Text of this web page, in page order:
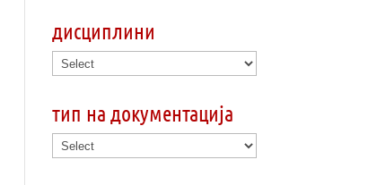
дисциплини
тип на документација